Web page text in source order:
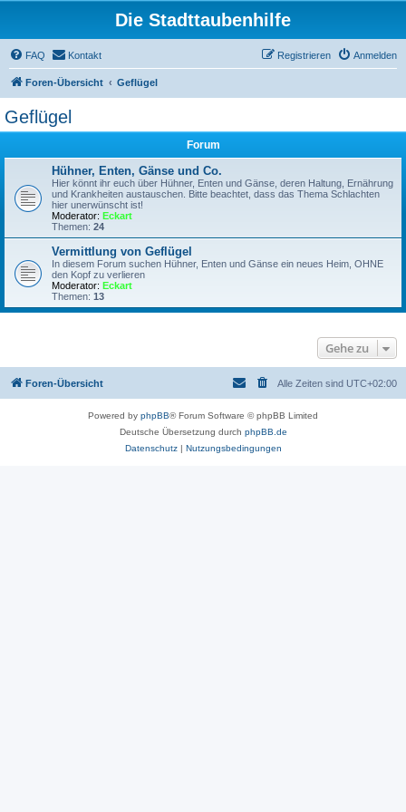
Die Stadttaubenhilfe
FAQ Kontakt Anmelden
Registrieren
Foren-Übersicht Geflügel
Geflügel
Forum
Hühner, Enten, Gänse und Co.
Hier könnt ihr euch über Hühner, Enten und Gänse, deren Haltung, Ernährung
und Krankheiten austauschen. Bitte beachtet, dass das Thema Schlachten
hier unerwünscht ist!
Moderator: Eckart
Themen: 24
Vermittlung von Geflügel
In diesem Forum suchen Hühner, Enten und Gänse ein neues Heim, OHNE
den Kopf zu verlieren
Moderator: Eckart
Themen: 13
Gehe zu
Foren-Übersicht Alle Zeiten sind UTC+02:00
Powered by phpBB® Forum Software © phpBB Limited
Deutsche Übersetzung durch phpBB.de
Datenschutz| Nutzungsbedingungen